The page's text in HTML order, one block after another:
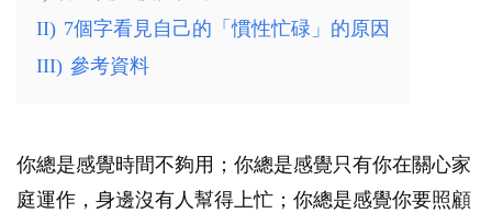
II) 7個字看見自己的「慣性忙碌」的原因
III) 參考資料
你總是感覺時間不夠用；你總是感覺只有你在關心家
庭運作，身邊沒有人幫得上忙；你總是感覺你要照顧